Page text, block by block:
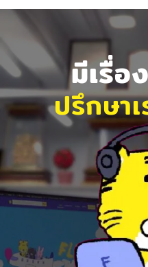
มีเรื่อ
ปรึกษา